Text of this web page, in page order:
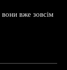
вже зовсім